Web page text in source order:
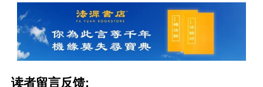
读者留言反馈: